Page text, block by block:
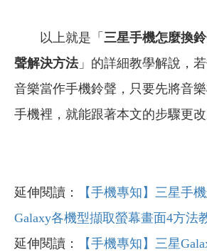
以上就是「 三星手機怎麼換
聲解決方法」的詳細教學解說，
音樂當作手機鈴聲，只要先將音
手機裡，就能跟著本文的步驟更改
延伸閱讀：
【手機專知】三星手
Galaxy各機型擷取螢幕畫面4方法
延伸閱讀：
【手機專知】三星